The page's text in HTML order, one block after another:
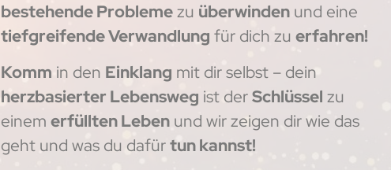
bestehende Problemezu überwinden und eine
tiefgreifende Verwandlung für dich zuerfahren!
Komm in den Einklang mit dir selbst – dein
herzbasierter Lebensweg ist derSchlüssel zu
einemerfüllten Leben und wir zeigen dir wie das
geht und was du dafürtun kannst!